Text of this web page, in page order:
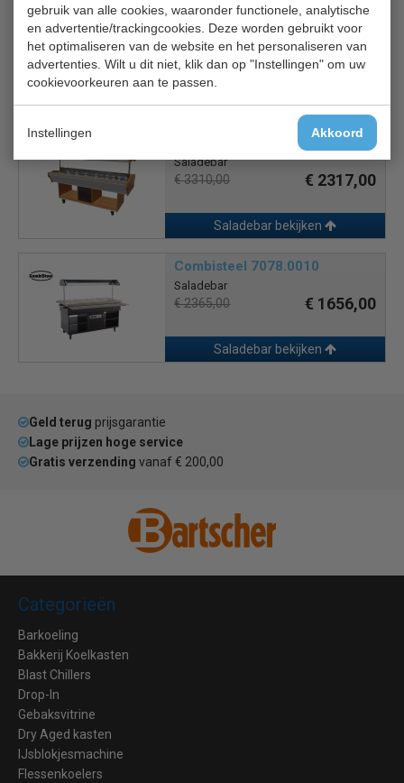
gebruik van alle cookies, waaronder functionele, analytische
en advertentie/trackingcookies. Deze worden gebruikt voor
het optimaliseren van de website en het personaliseren van
advertenties. Wilt u dit niet, klik dan op "Instellingen" om uw
cookievoorkeuren aan te passen.
Instellingen Akkoord
Saro Premium Line SB-K B/Z
Saladebar
€ 6660,00 € 4262,00
Saladebar bekijken
Saladebar
€ 3310,00 € 2317,00
Saladebar bekijken
Combisteel 7078.0010
Saladebar
€ 2365,00 € 1656,00
Saladebar bekijken
Geld terug prijsgarantie
Lage prijzen hoge service
Gratis verzending vanaf € 200,00
Categorieën
Barkoeling
Bakkerij Koelkasten
Blast Chillers
Drop-In
Gebaksvitrine
Dry Aged kasten
IJsblokjesmachine
Flessenkoelers